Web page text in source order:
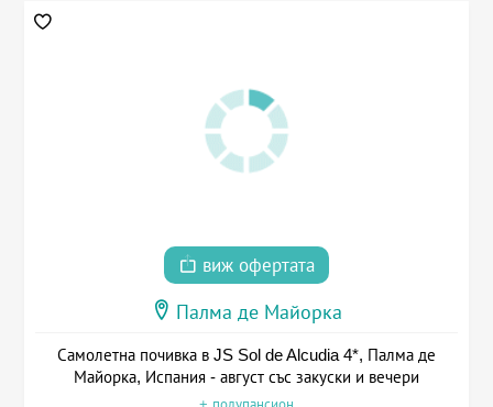
виж офертата
Палма де Майорка
Самолетна почивка в JS Sol de Alcudia 4*, Палма де
Майорка, Испания - август със закуски и вечери